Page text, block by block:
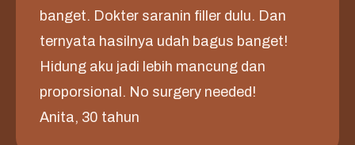
banget. Dokter saranin filler dulu. Dan
ternyata hasilnya udah bagus banget!
Hidung aku jadi lebih mancung dan
proporsional. No surgery needed!
Anita, 30 tahun